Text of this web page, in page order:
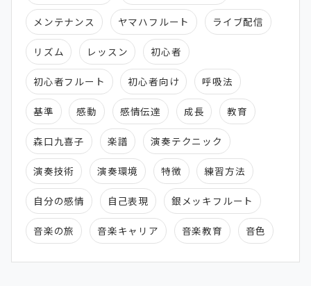
メンテナンス ヤマハフルート ライブ配信
リズム レッスン 初心者
初心者フルート 初心者向け 呼吸法
基準 感動 感情伝達 成長 教育
森口九喜子 楽譜 演奏テクニック
演奏技術 演奏環境 特徴 練習方法
自分の感情 自己表現 銀メッキフルート
音楽の旅 音楽キャリア 音楽教育 音色